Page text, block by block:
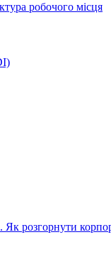
робочого місця
розгорнути